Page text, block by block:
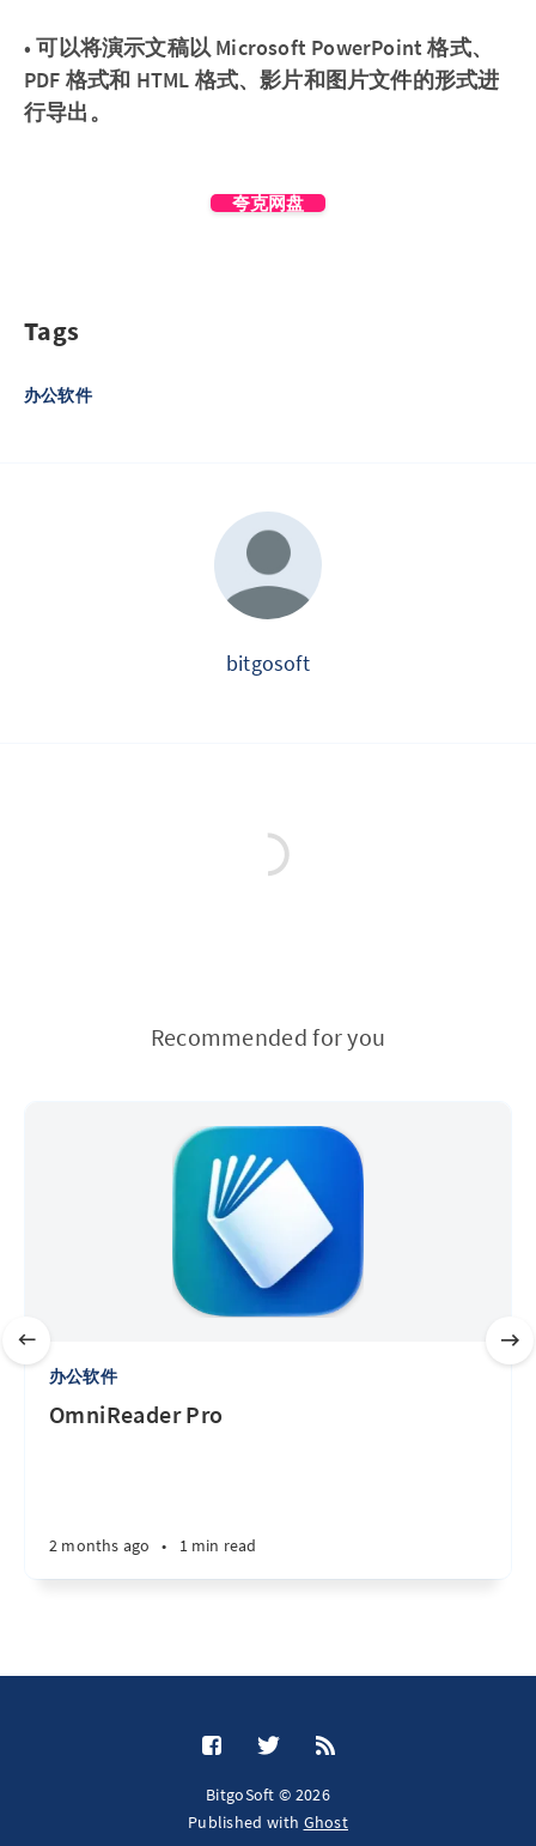
• 可以将演示文稿以 Microsoft PowerPoint 格式、
PDF 格式和 HTML 格式、影片和图片文件的形式进
行导出。
夸克网盘
Tags
办公软件
bitgosoft
Recommended for you
办公软件
OmniReader Pro
2 months ago • 1 min read
BitgoSoft © 2026
Published with Ghost